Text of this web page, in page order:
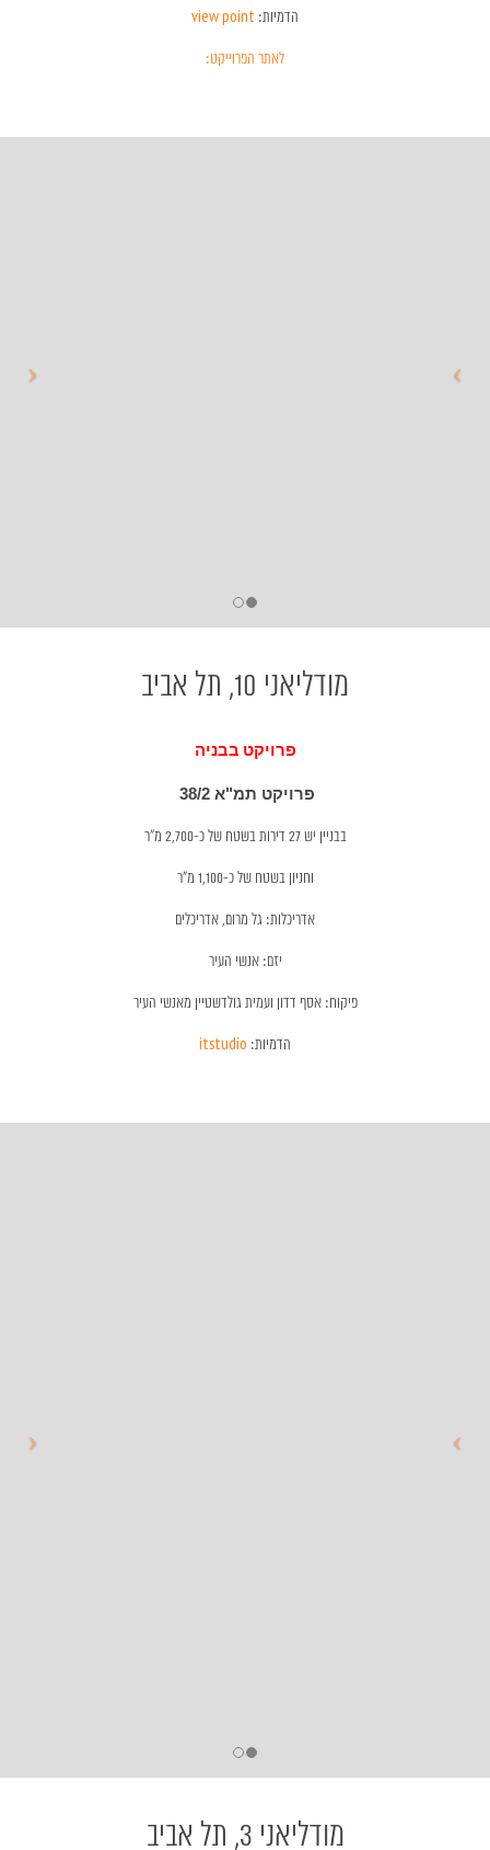
הדמיות: view point
לאתר הפרוייקט:
מודליאני 10, תל אביב
פרויקט בבניה
פרויקט תמ"א 38/2
בבניין יש 27 דירות בשטח של כ-2,700 מ"ר
וחניון בשטח של כ-1,100 מ"ר
אדריכלות: גל מרום, אדריכלים
יזם: אנשי העיר
פיקוח: אסף דדון ועמית גולדשטיין מאנשי העיר
הדמיות: itstudio
מודליאני 3, תל אביב